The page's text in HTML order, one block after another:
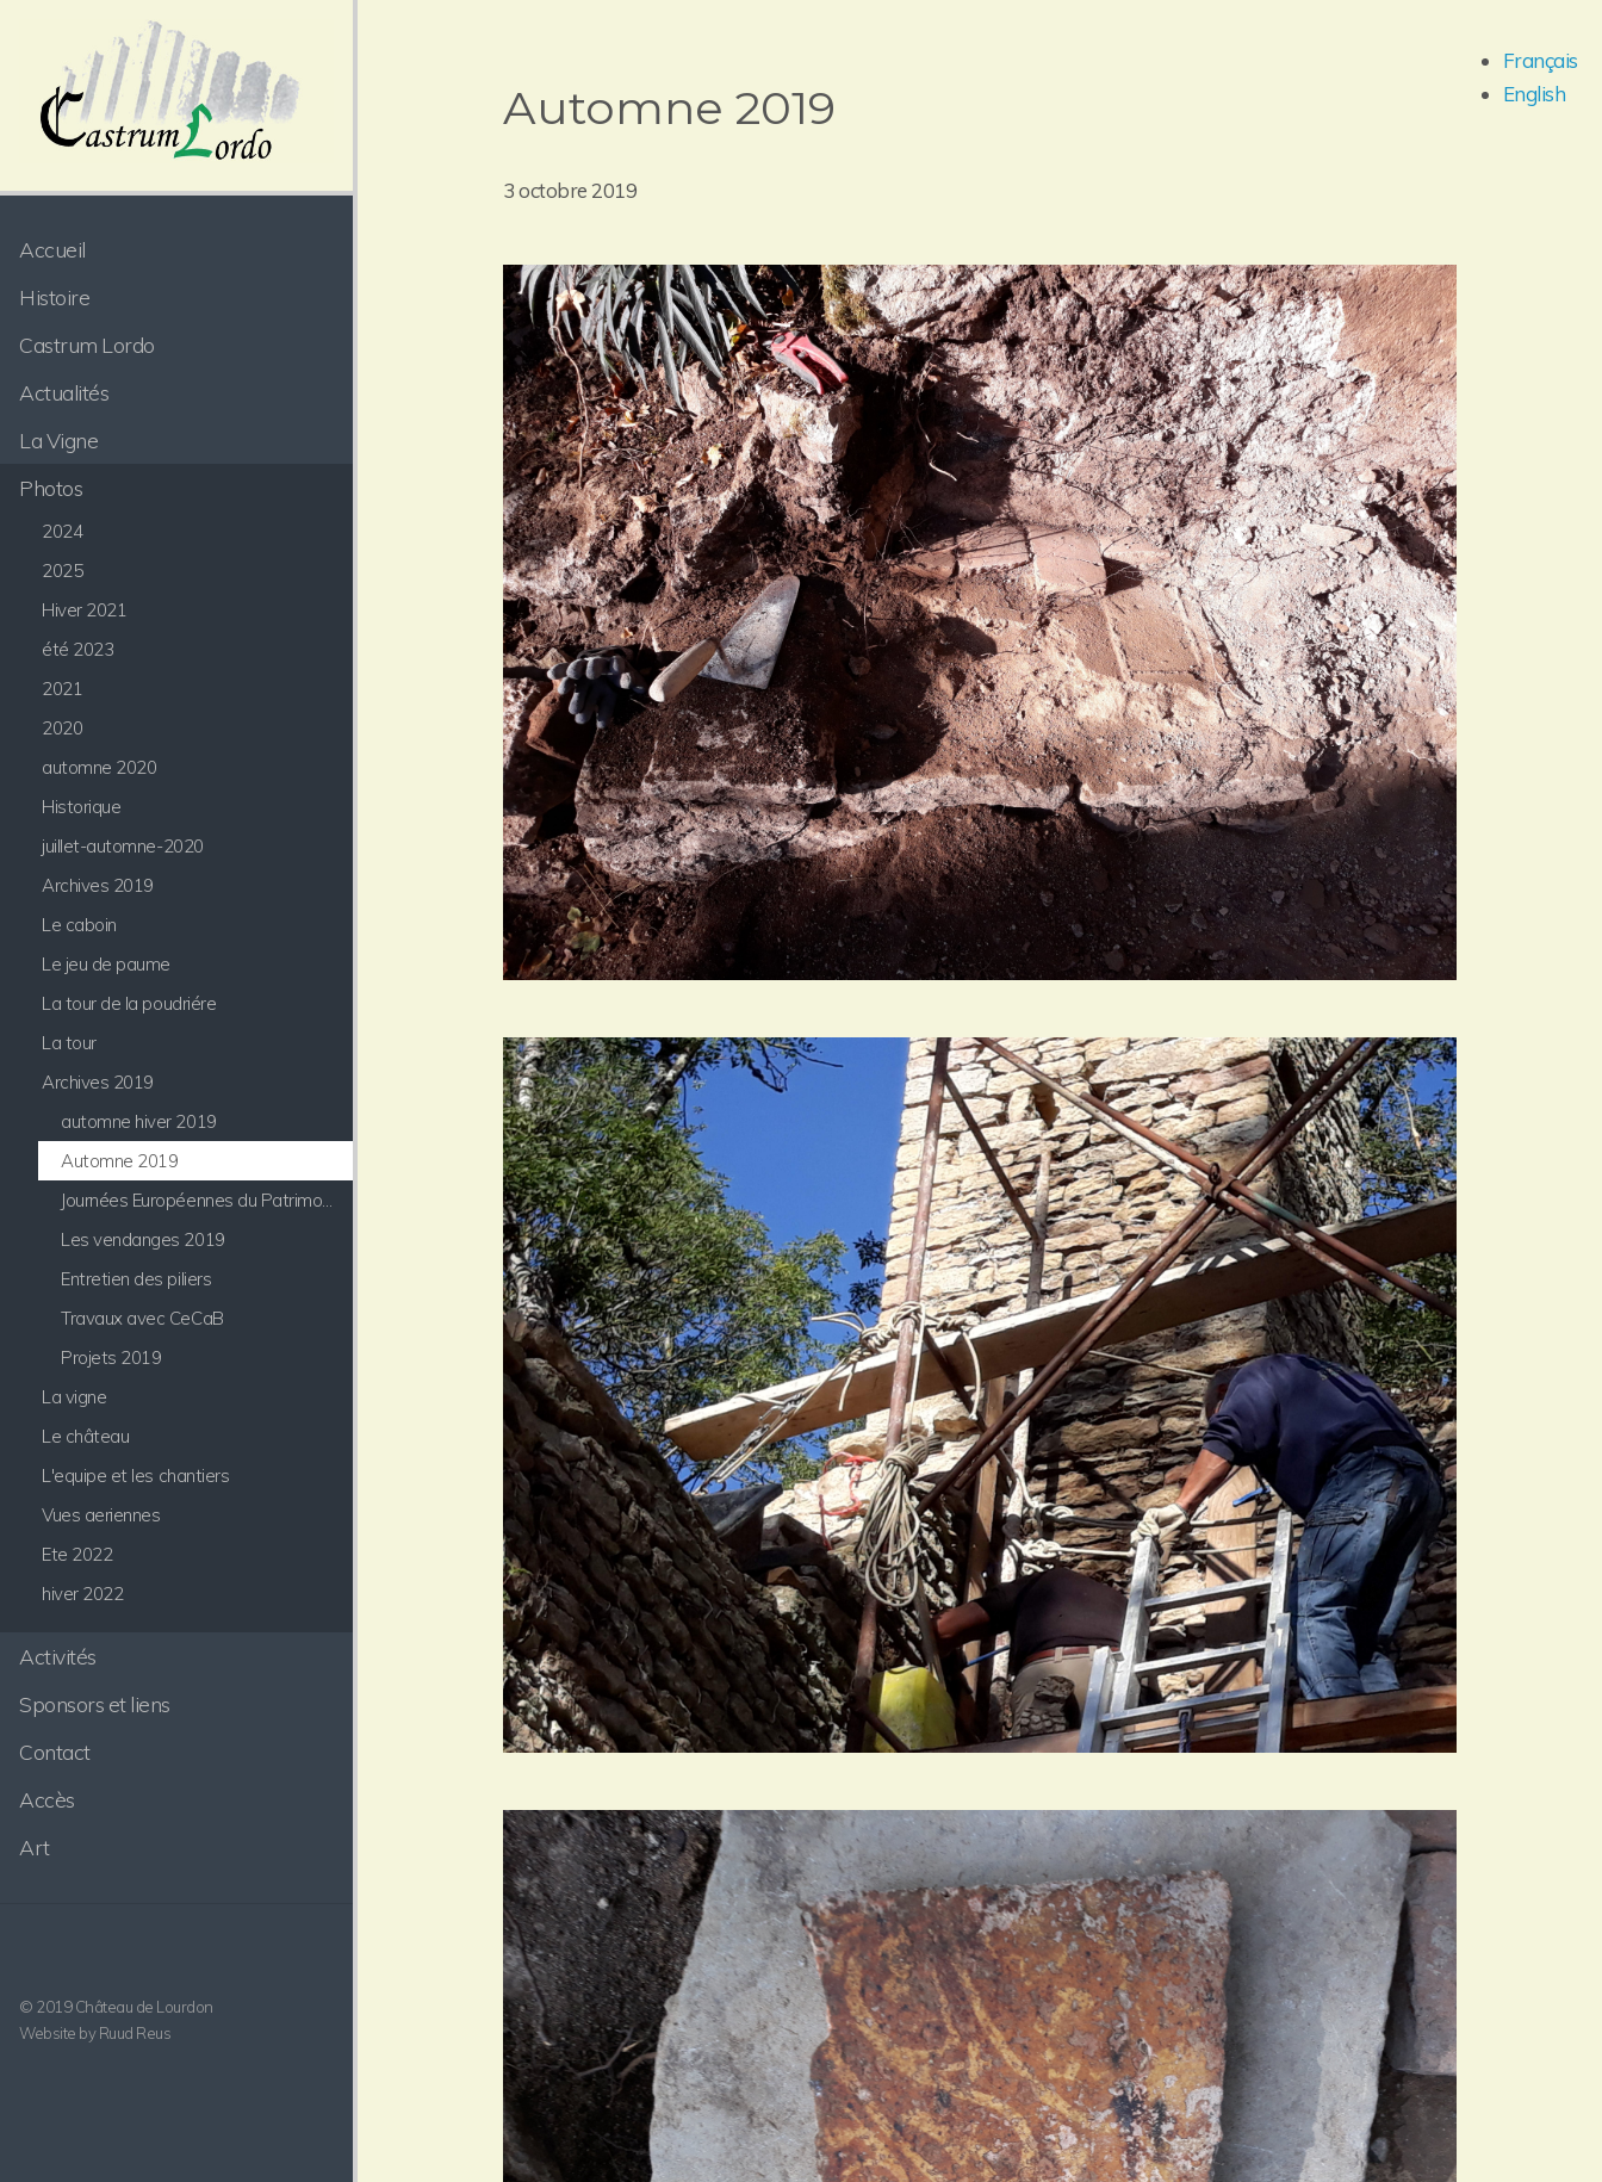
Accueil
Histoire
Castrum Lordo
Actualités
La Vigne
Photos
2024
2025
Hiver 2021
été 2023
2021
2020
automne 2020
Historique
juillet-automne-2020
Archives 2019
Le caboin
Le jeu de paume
La tour de la poudriére
La tour
Archives 2019
automne hiver 2019
Automne 2019
Journées Européennes du Patrimoine
Les vendanges 2019
Entretien des piliers
Travaux avec CeCaB
Projets 2019
La vigne
Le château
L'equipe et les chantiers
Vues aeriennes
Ete 2022
hiver 2022
Activités
Sponsors et liens
Contact
Accès
Art
© 2019 Château de Lourdon
Website by Ruud Reus
Français
English
Automne 2019
3 octobre 2019